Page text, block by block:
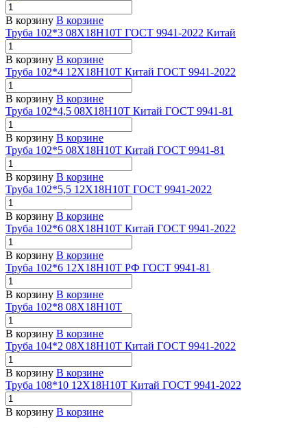
В корзину В корзине
Труба 102*3 08Х18Н10Т ГОСТ 9941-2022 Китай
В корзину В корзине
Труба 102*4 12Х18Н10Т Китай ГОСТ 9941-2022
В корзину В корзине
Труба 102*4,5 08Х18Н10Т Китай ГОСТ 9941-81
В корзину В корзине
Труба 102*5 08Х18Н10Т Китай ГОСТ 9941-81
В корзину В корзине
Труба 102*5,5 12Х18Н10Т ГОСТ 9941-2022
В корзину В корзине
Труба 102*6 08Х18Н10Т Китай ГОСТ 9941-2022
В корзину В корзине
Труба 102*6 12Х18Н10Т РФ ГОСТ 9941-81
В корзину В корзине
Труба 102*8 08Х18Н10Т
В корзину В корзине
Труба 104*2 08Х18Н10Т Китай ГОСТ 9941-2022
В корзину В корзине
Труба 108*10 12Х18Н10Т Китай ГОСТ 9941-2022
В корзину В корзине